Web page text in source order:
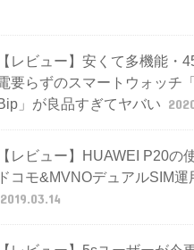
【レビュー】安くて多機能・
要らずのスマートウォッチ
」が良品すぎてヤバい
【レビュー】HUAWEI P20の
ドコモ&MVNOデュアルSIM運
2019.03.14